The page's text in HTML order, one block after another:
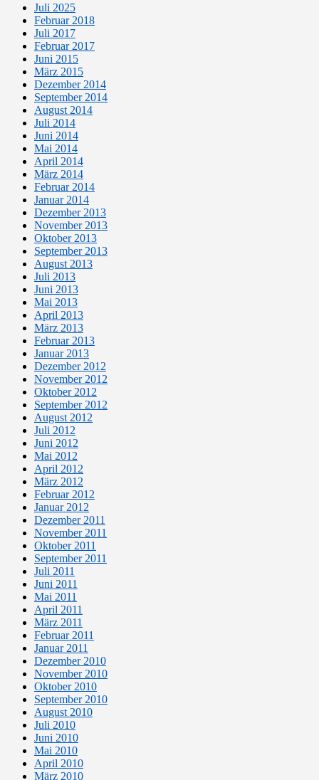
Juli 2025
Februar 2018
Juli 2017
Februar 2017
Juni 2015
März 2015
Dezember 2014
September 2014
August 2014
Juli 2014
Juni 2014
Mai 2014
April 2014
März 2014
Februar 2014
Januar 2014
Dezember 2013
November 2013
Oktober 2013
September 2013
August 2013
Juli 2013
Juni 2013
Mai 2013
April 2013
März 2013
Februar 2013
Januar 2013
Dezember 2012
November 2012
Oktober 2012
September 2012
August 2012
Juli 2012
Juni 2012
Mai 2012
April 2012
März 2012
Februar 2012
Januar 2012
Dezember 2011
November 2011
Oktober 2011
September 2011
Juli 2011
Juni 2011
Mai 2011
April 2011
März 2011
Februar 2011
Januar 2011
Dezember 2010
November 2010
Oktober 2010
September 2010
August 2010
Juli 2010
Juni 2010
Mai 2010
April 2010
März 2010